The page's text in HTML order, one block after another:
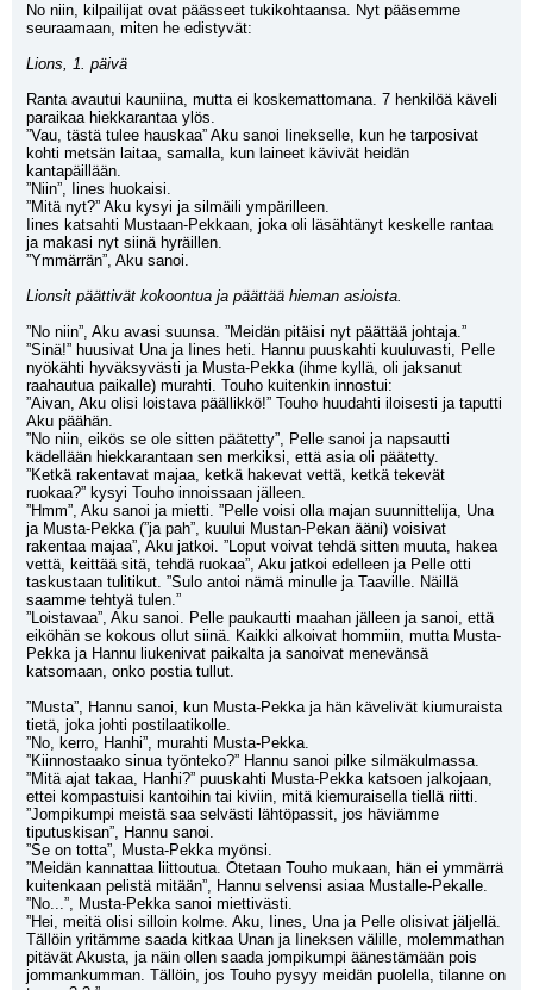
No niin, kilpailijat ovat päässeet tukikohtaansa. Nyt pääsemme
seuraamaan, miten he edistyvät:
Lions, 1. päivä
Ranta avautui kauniina, mutta ei koskemattomana. 7 henkilöä käveli
paraikaa hiekkarantaa ylös.
”Vau, tästä tulee hauskaa” Aku sanoi Iinekselle, kun he tarposivat
kohti metsän laitaa, samalla, kun laineet kävivät heidän
kantapäillään.
”Niin”, Iines huokaisi.
”Mitä nyt?” Aku kysyi ja silmäili ympärilleen.
Iines katsahti Mustaan-Pekkaan, joka oli läsähtänyt keskelle rantaa
ja makasi nyt siinä hyräillen.
”Ymmärrän”, Aku sanoi.
Lionsit päättivät kokoontua ja päättää hieman asioista.
”No niin”, Aku avasi suunsa. ”Meidän pitäisi nyt päättää johtaja.”
”Sinä!” huusivat Una ja Iines heti. Hannu puuskahti kuuluvasti, Pelle
nyökähti hyväksyvästi ja Musta-Pekka (ihme kyllä, oli jaksanut
raahautua paikalle) murahti. Touho kuitenkin innostui:
”Aivan, Aku olisi loistava päällikkö!” Touho huudahti iloisesti ja taputti
Aku päähän.
”No niin, eikös se ole sitten päätetty”, Pelle sanoi ja napsautti
kädellään hiekkarantaan sen merkiksi, että asia oli päätetty.
”Ketkä rakentavat majaa, ketkä hakevat vettä, ketkä tekevät
ruokaa?” kysyi Touho innoissaan jälleen.
”Hmm”, Aku sanoi ja mietti. ”Pelle voisi olla majan suunnittelija, Una
ja Musta-Pekka (”ja pah”, kuului Mustan-Pekan ääni) voisivat
rakentaa majaa”, Aku jatkoi. ”Loput voivat tehdä sitten muuta, hakea
vettä, keittää sitä, tehdä ruokaa”, Aku jatkoi edelleen ja Pelle otti
taskustaan tulitikut. ”Sulo antoi nämä minulle ja Taaville. Näillä
saamme tehtyä tulen.”
”Loistavaa”, Aku sanoi. Pelle paukautti maahan jälleen ja sanoi, että
eiköhän se kokous ollut siinä. Kaikki alkoivat hommiin, mutta Musta-
Pekka ja Hannu liukenivat paikalta ja sanoivat menevänsä
katsomaan, onko postia tullut.
”Musta”, Hannu sanoi, kun Musta-Pekka ja hän kävelivät kiumuraista
tietä, joka johti postilaatikolle.
”No, kerro, Hanhi”, murahti Musta-Pekka.
”Kiinnostaako sinua työnteko?” Hannu sanoi pilke silmäkulmassa.
”Mitä ajat takaa, Hanhi?” puuskahti Musta-Pekka katsoen jalkojaan,
ettei kompastuisi kantoihin tai kiviin, mitä kiemuraisella tiellä riitti.
”Jompikumpi meistä saa selvästi lähtöpassit, jos häviämme
tiputuskisan”, Hannu sanoi.
”Se on totta”, Musta-Pekka myönsi.
”Meidän kannattaa liittoutua. Otetaan Touho mukaan, hän ei ymmärrä
kuitenkaan pelistä mitään”, Hannu selvensi asiaa Mustalle-Pekalle.
”No...”, Musta-Pekka sanoi miettivästi.
”Hei, meitä olisi silloin kolme. Aku, Iines, Una ja Pelle olisivat jäljellä.
Tällöin yritämme saada kitkaa Unan ja Iineksen välille, molemmathan
pitävät Akusta, ja näin ollen saada jompikumpi äänestämään pois
jommankumman. Tällöin, jos Touho pysyy meidän puolella, tilanne on